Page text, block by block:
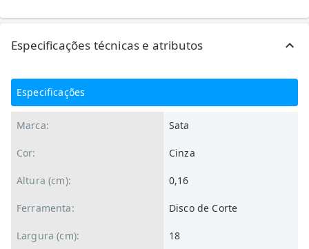
Especificações técnicas e atributos
Especificações
Marca: Sata
Cor: Cinza
Altura (cm): 0,16
Ferramenta: Disco de Corte
Largura (cm): 18